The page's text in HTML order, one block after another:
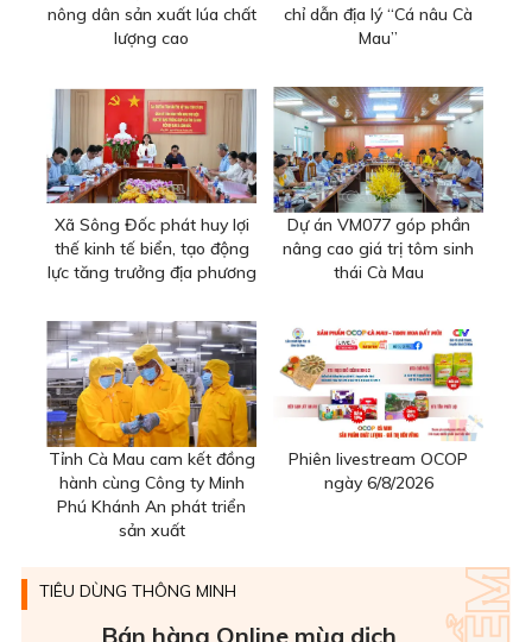
nông dân sản xuất lúa chất
lượng cao
chỉ dẫn địa lý “Cá nâu Cà
Mau”
Xã Sông Đốc phát huy lợi
thế kinh tế biển, tạo động
lực tăng trưởng địa phương
Dự án VM077 góp phần
nâng cao giá trị tôm sinh
thái Cà Mau
Tỉnh Cà Mau cam kết đồng
hành cùng Công ty Minh
Phú Khánh An phát triển
sản xuất
Phiên livestream OCOP
ngày 6/8/2026
TIÊU DÙNG THÔNG MINH
Bán hàng Online mùa dịch